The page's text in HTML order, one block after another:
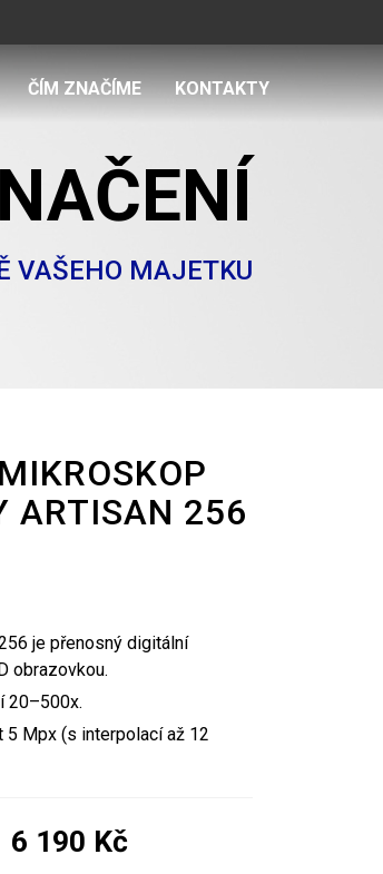
ČÍM ZNAČÍME KONTAKTY
VAŠEHO MAJETKU
ARTISAN 256
je přenosný digitální
obrazovkou.
20–500x.
5 Mpx (s interpolací až 12
6 190 Kč